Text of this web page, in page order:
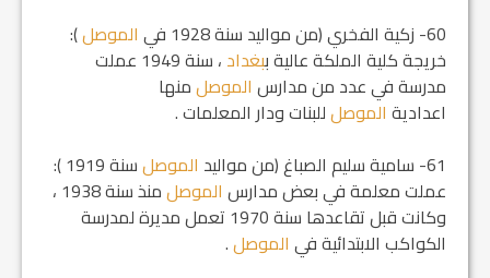
60- زكية الفخري (من مواليد سنة 1928 في
الموصل):
خريجة كلية الملكة عالية ب‍بغداد
، سنة 1949 عملت
مدرسة في عدد من مدارس الموصلمنها
اعدادية الموصلللبنات ودار المعلمات .
61- سامية سليم الصباغ (من مواليد
الموصل
سنة 1919 ):
عملت معلمة في بعض مدارس الموصل
منذ سنة 1938 ،
وكانت قبل تقاعدها سنة 1970 تعمل مديرة لمدرسة
الكواكب الابتدائية في الموصل.